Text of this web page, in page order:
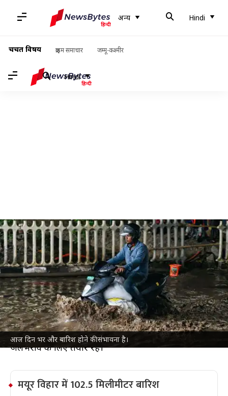
अन्य Hindi
चर्चित विषय क्राइम समाचार जम्मू-कश्मीर
Hindi
आज दिन भर और बारिश होने की संभावना है।
दिल्ली-NCR में मौसम की सबसे भारी बारिश:
सड़कें बनीं दरिया, थम गई रफ्तार
देश Jul 09, 2026
गुरुवार सुबह दिल्ली और NCR में इस सीजन की सबसे भारी
बारिश हुई, जिससे सड़कें पानी-पानी हो गईं और ट्रैफिक की
चाल धीमी पड़ गई। भारतीय मौसम विज्ञान विभाग (IMD) ने
बताया है कि दिन भर और बारिश हो सकती है। ऐसे में अगर
आप घर से निकल रहे हैं, तो रास्ते में देरी और जगह-जगह
जलभराव के लिए तैयार रहें।
मयूर विहार में 102.5 मिलीमीटर बारिश